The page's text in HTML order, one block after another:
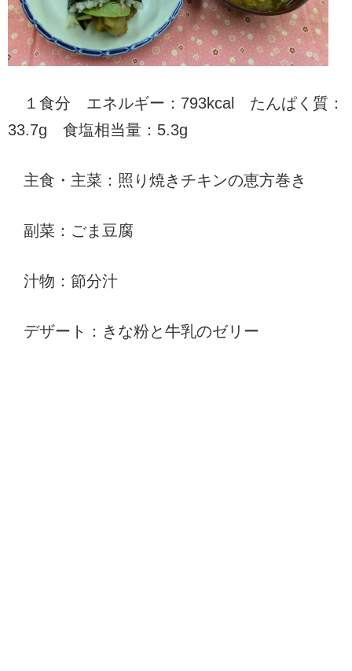
１食分 エネルギー：793kcal たんぱく質：
33.7g 食塩相当量：5.3g
主食・主菜：照り焼きチキンの恵方巻き
副菜：ごま豆腐
汁物：節分汁
デザート：きな粉と牛乳のゼリー